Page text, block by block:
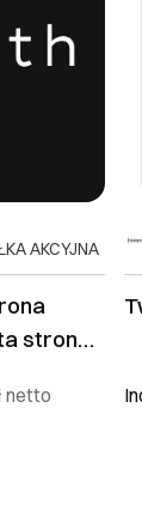
AKCYJNA
strona
netto